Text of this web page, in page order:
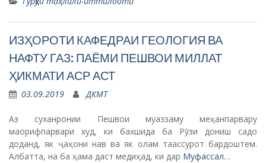
ИЗҲОРОТИ КАФЕДРАИ ГЕОЛОГИЯ ВА
НАФТУ ГАЗ: ПАЁМИ ПЕШВОИ МИЛЛАТ
ҲИКМАТИ АСР АСТ
03.09.2019 ДКМТ
Аз суханронии Пешвои муаззаму меҳанпарвару
маорифпарвари худ, ки бахшида ба Рӯзи дониш садо
доданд, як ҷаҳони нав ва як олам таассурот бардоштем.
Албатта, на ба ҳама даст медиҳад, ки дар Муфассал…